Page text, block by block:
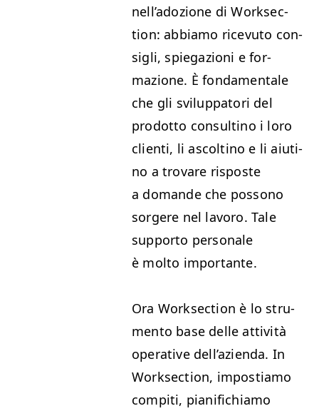
nel­l’adozione di Work­sec­
tion: abbi­amo rice­vu­to con­
sigli, spie­gazioni e for­
mazione. È fon­da­men­tale
che gli svilup­pa­tori del
prodot­to con­sulti­no i loro
cli­en­ti, li ascolti­no e li aiuti­
no a trovare risposte
a domande che pos­sono
sorg­ere nel lavoro. Tale
sup­por­to per­son­ale
è molto importante.
Ora Work­sec­tion è lo stru­
men­to base delle attiv­ità
oper­a­tive del­l’azien­da. In
Work­sec­tion, impos­ti­amo
com­pi­ti, piani­fichi­amo